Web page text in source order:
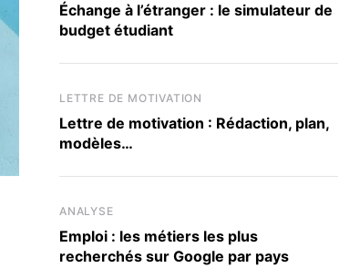
Échange à l’étranger : le simulateur de
budget étudiant
LETTRE DE MOTIVATION
Lettre de motivation : Rédaction, plan,
modèles…
ANALYSE
Emploi : les métiers les plus
recherchés sur Google par pays